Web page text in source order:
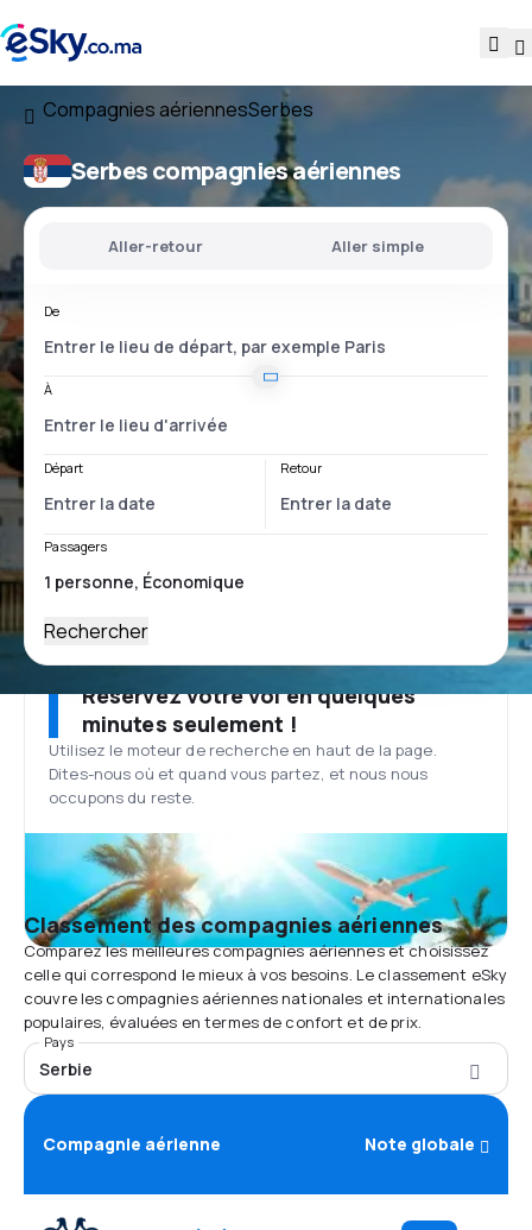
Compagnies aériennesSerbes
Serbes compagnies aériennes
Aller-retour Aller simple
De
À
Départ Retour
Passagers
Rechercher
Réservez votre vol en quelques
minutes seulement !
Utilisez le moteur de recherche en haut de la page.
Dites-nous où et quand vous partez, et nous nous
occupons du reste.
Classement des compagnies aériennes
Comparez les meilleures compagnies aériennes et choisissez
celle qui correspond le mieux à vos besoins. Le classement eSky
couvre les compagnies aériennes nationales et internationales
populaires, évaluées en termes de confort et de prix.
Pays
Serbie
Compagnie aérienne Note globale